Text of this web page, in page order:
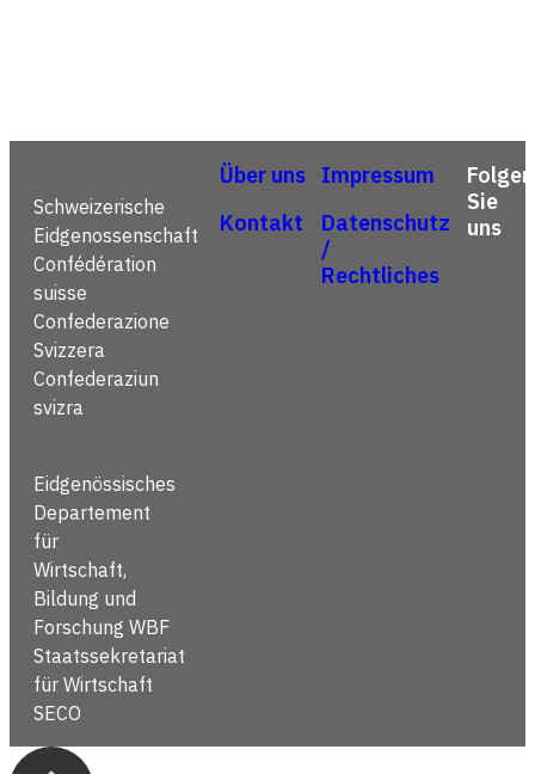
Schweizerische
Eidgenossenschaft
Confédération
suisse
Confederazione
Svizzera
Confederaziun
svizra
Eidgenössisches
Departement
für
Wirtschaft,
Bildung und
Forschung WBF
Staatssekretariat
für Wirtschaft
SECO
Über uns
Kontakt
Impressum
Datenschutz
/
Rechtliches
Folgen
Sie
uns